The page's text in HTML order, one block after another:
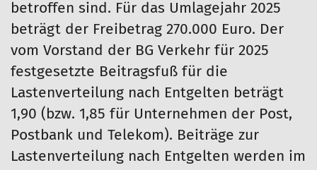
betroffen sind. Für das Umlagejahr 2025
beträgt der Freibetrag 270.000 Euro. Der
vom Vorstand der BG Verkehr für 2025
festgesetzte Beitragsfuß für die
Lastenverteilung nach Entgelten beträgt
1,90 (bzw. 1,85 für Unternehmen der Post,
Postbank und Telekom). Beiträge zur
Lastenverteilung nach Entgelten werden im